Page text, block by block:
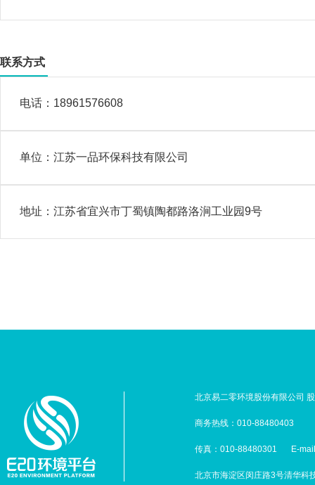
联系方式
电话： 18961576608
单位： 江苏一品环保科技有限公司
地址： 江苏省宜兴市丁蜀镇陶都路洛涧工业园9号
北京易二零环境股份有限公司
商务热线：010-88480403
传真：010-88480301 E-
北京市海淀区闵庄路3号清华科